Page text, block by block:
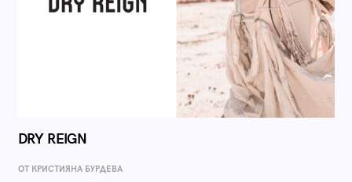
DRY REIGN
ОТ КРИСТИЯНА БУРДЕВА